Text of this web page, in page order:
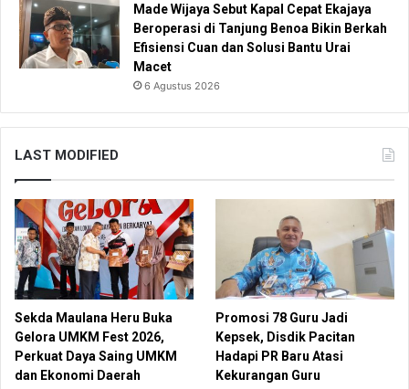
Made Wijaya Sebut Kapal Cepat Ekajaya
Beroperasi di Tanjung Benoa Bikin Berkah
Efisiensi Cuan dan Solusi Bantu Urai
Macet
6 Agustus 2026
LAST MODIFIED
Sekda Maulana Heru Buka
Gelora UMKM Fest 2026,
Perkuat Daya Saing UMKM
dan Ekonomi Daerah
Promosi 78 Guru Jadi
Kepsek, Disdik Pacitan
Hadapi PR Baru Atasi
Kekurangan Guru